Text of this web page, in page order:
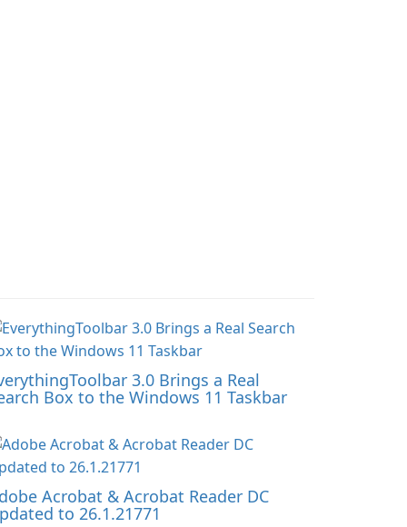
3.0 Brings a Real
Box to the Windows 11 Taskbar
Acrobat & Acrobat Reader DC
to 26.1.21771